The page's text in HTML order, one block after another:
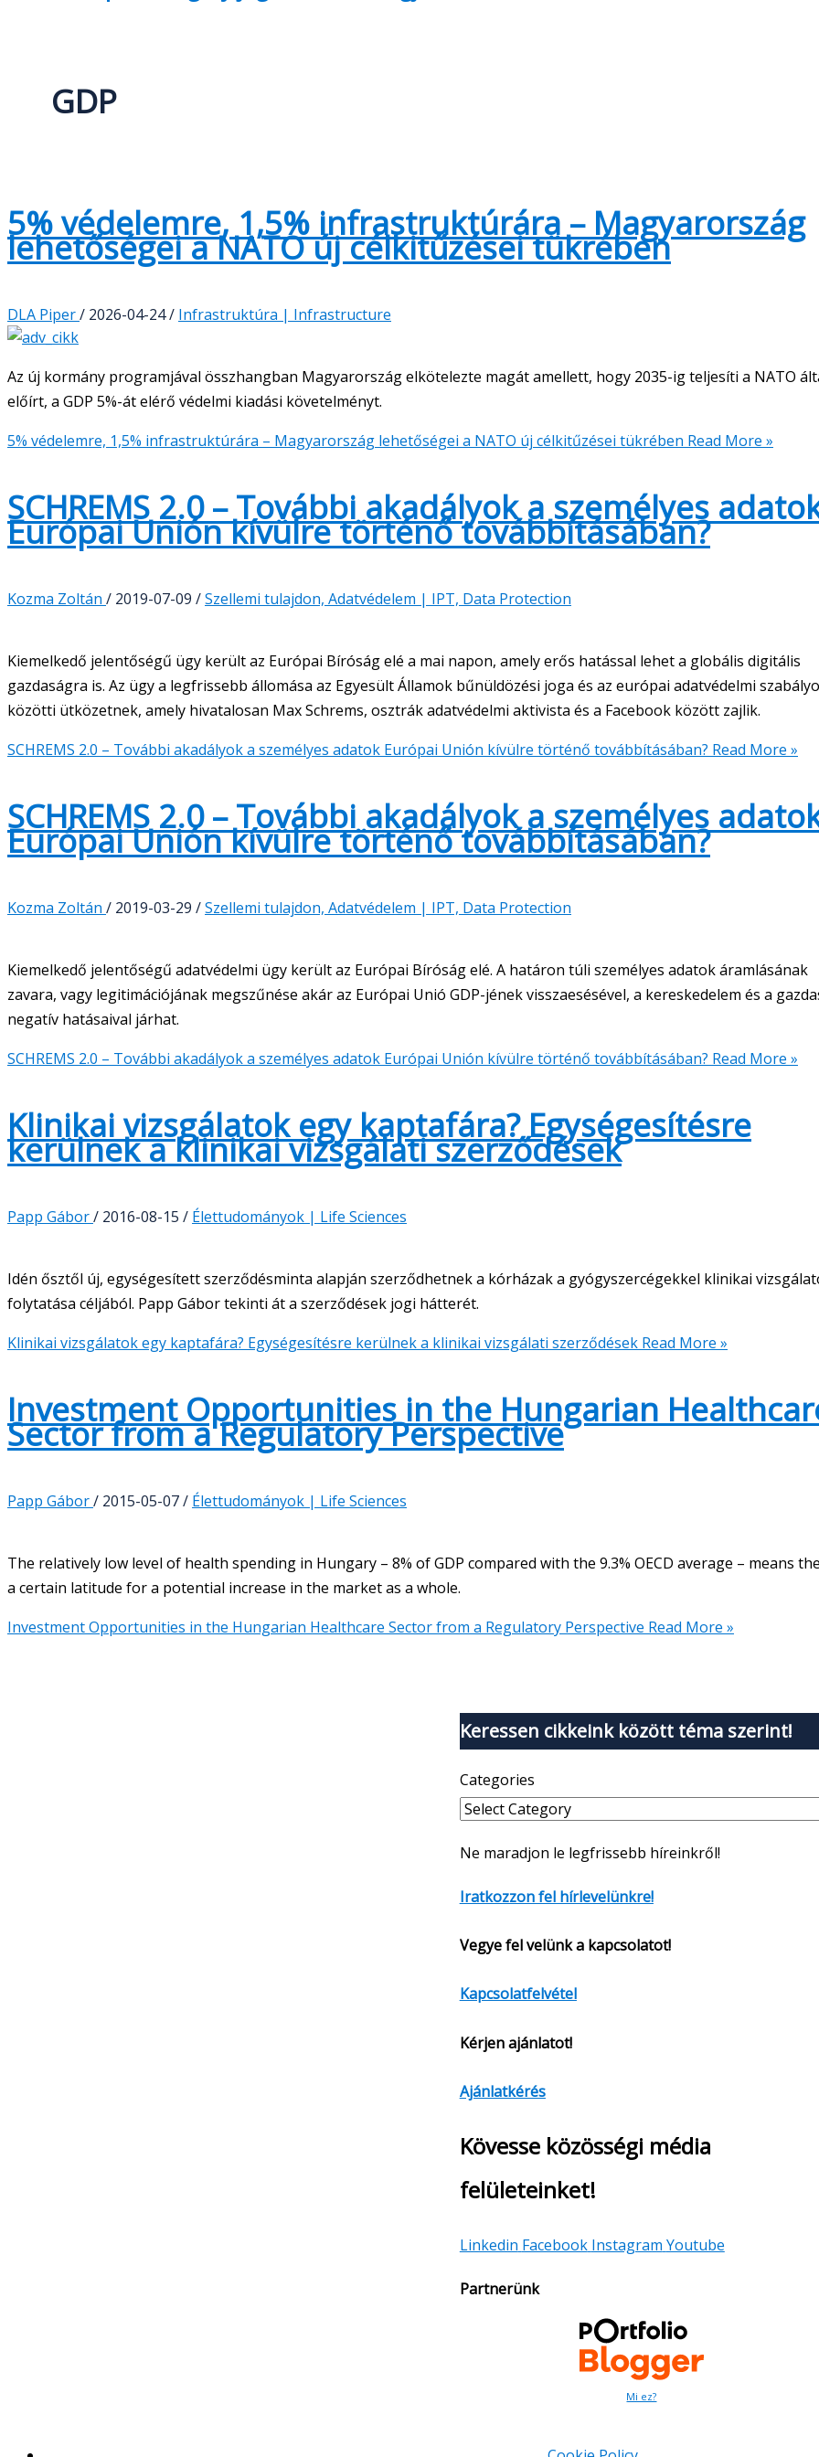
GDP
5% védelemre, 1,5% infrastruktúrára – Magyarország
lehetőségei a NATO új célkitűzései tükrében
DLA Piper/ 2026-04-24/ Infrastruktúra | Infrastructure
Az új kormány programjával összhangban Magyarország elkötelezte magát amellett, hogy 2035-ig teljesíti a NATO
előírt, a GDP 5%-át elérő védelmi kiadási követelményt.
5% védelemre, 1,5% infrastruktúrára – Magyarország lehetőségei a NATO új célkitűzései tükrében Read More »
SCHREMS 2.0 – További akadályok a személyes
Európai Unión kívülre történő továbbításában?
Kozma Zoltán / 2019-07-09 /Szellemi tulajdon, Adatvédelem | IPT, Data Protection
Kiemelkedő jelentőségű ügy került az Európai Bíróság elé a mai napon, amely erős hatással lehet a globális digitális
gazdaságra is. Az ügy a legfrissebb állomása az Egyesült Államok bűnüldözési joga és az európai adatvédelmi
közötti ütközetnek, amely hivatalosan Max Schrems, osztrák adatvédelmi aktivista és a Facebook között zajlik.
SCHREMS 2.0 – További akadályok a személyes adatok Európai Unión kívülre történő továbbításában? Read More »
SCHREMS 2.0 – További akadályok a személyes
Európai Unión kívülre történő továbbításában?
Kozma Zoltán / 2019-03-29 /Szellemi tulajdon, Adatvédelem | IPT, Data Protection
Kiemelkedő jelentőségű adatvédelmi ügy került az Európai Bíróság elé. A határon túli személyes adatok áramlásának
zavara, vagy legitimációjának megszűnése akár az Európai Unió GDP-jének visszaesésével, a kereskedelem és a
negatív hatásaival járhat.
SCHREMS 2.0 – További akadályok a személyes adatok Európai Unión kívülre történő továbbításában? Read More »
Klinikai vizsgálatok egy kaptafára? Egységesítésre
kerülnek a klinikai vizsgálati szerződések
Papp Gábor/ 2016-08-15 / Élettudományok | Life Sciences
Idén ősztől új, egységesített szerződésminta alapján szerződhetnek a kórházak a gyógyszercégekkel klinikai
folytatása céljából. Papp Gábor tekinti át a szerződések jogi hátterét.
Klinikai vizsgálatok egy kaptafára? Egységesítésre kerülnek a klinikai vizsgálati szerződések Read More »
Investment Opportunities in the Hungarian
Sector from a Regulatory Perspective
Papp Gábor/ 2015-05-07/ Élettudományok | Life Sciences
The relatively low level of health spending in Hungary – 8% of GDP compared with the 9.3% OECD average – means
a certain latitude for a potential increase in the market as a whole.
Investment Opportunities in the Hungarian Healthcare Sector from a Regulatory Perspective Read More »
Keressen cikkeink között téma szerint!
Categories
Ne maradjon le legfrissebb híreinkről!
Iratkozzon fel hírlevelünkre!
Vegye fel velünk a kapcsolatot!
Kapcsolatfelvétel
Kérjen ajánlatot!
Ajánlatkérés
Kövesse közösségi média
felületeinket!
Linkedin Facebook Instagram Youtube
Partnerünk
Mi ez?